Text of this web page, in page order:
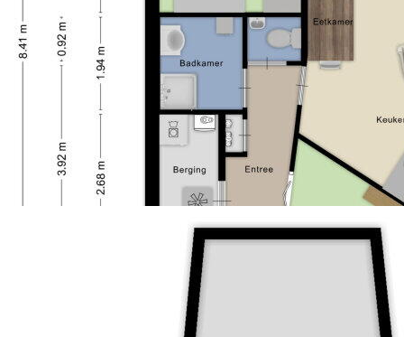
Waschbecken mit Einrichtung ausgestattet. Der WC-
Raum ist getrennt, was zusätzlichen Komfort bietet.
Sonnen & Genießen
Die Terrasse erstreckt sich über die gesamte Breite
des Apartments und ist von der Wohnzimmer aus
zugänglich. Aufgrund seiner großzügigen
Abmessungen bietet es Platz für eine gemütliche
Sitzgruppe oder einen Esstisch, perfekt zum
Genießen des Ausblicks und der Ruhe in der
Nachbarschaft.
Die Wohnung verfügt über einen integrierten
Lagerraum mit Waschmaschinenanbindung, Platz für
eine zusätzliche Kühlanlage und die Heizungsanlage.
Neben dem eigenen Parkplatz ist damit
sichergestellt, dass Sie immer ein Plätzchen haben.